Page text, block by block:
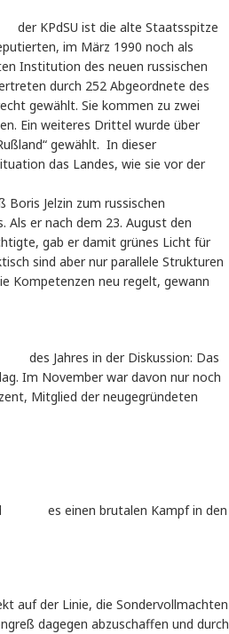
KPdSU ist die alte Staatsspitze
im März 1990 noch als
Institution des neuen russischen
durch 252 Abgeordnete des
gewählt. Sie kommen zu zwei
Ein weiteres Drittel wurde über
gewählt. In dieser
das Landes, wie sie vor der
Jelzin zum russischen
Als er nach dem 23. August den
gab er damit grünes Licht für
sind aber nur parallele Strukturen
Kompetenzen neu regelt, gewann
des Jahres in der Diskussion: Das
Im November war davon nur noch
Mitglied der neugegründeten
es einen brutalen Kampf in den
der Linie, die Sondervollmachten
dagegen abzuschaffen und durch